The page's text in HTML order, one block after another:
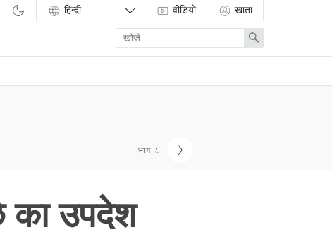
वीडियो खाता
Enter
search
term
Search
भाग ८
का उपदेश